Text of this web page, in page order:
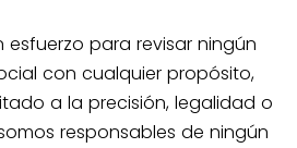
esfuerzo para revisar ningún
con cualquier propósito,
a la precisión, legalidad o
responsables de ningún